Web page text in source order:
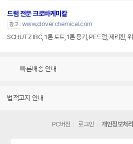
드럼 전문 크로바케미칼
광고 www.cloverchemical.com
SCHUTZ IBC, 1톤 토트, 1톤 용기, PE드럼, 제리캔, 위
빠른배송 안내
법적고지 안내
PC버전 로그인 개인정보처